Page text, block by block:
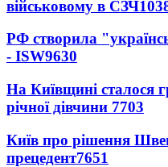
військовому в СЗЧ
РФ створила
- ISW9630
На Київщині сталося
річної дівчини 7703
Київ про рішення
прецедент7651